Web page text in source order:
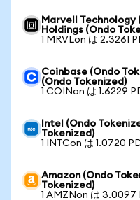
Marvell Technology
Holdings (Ondo
1 MRVLon は 2.3261
Coinbase (Ondo
(Ondo Tokenized)
1 COINon は 1.6229
Intel (Ondo
Tokenized)
1 INTCon は 1.0720
Amazon (Ondo
Tokenized)
1 AMZNon は 3.0097